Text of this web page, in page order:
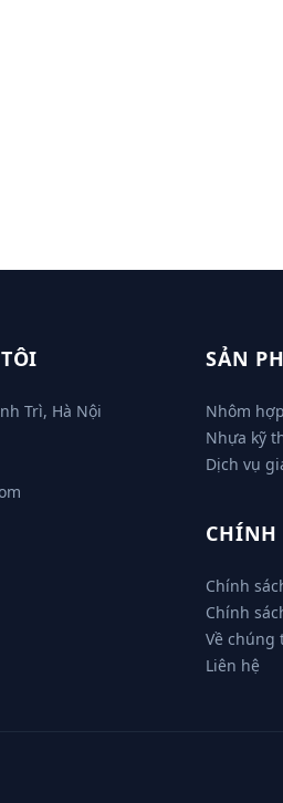
Trì, Hà Nội
SẢN
Nhôm
Nhựa kỹ
Dịch vụ
CHÍNH
Chính
Chính
Về chúng
Liên hệ